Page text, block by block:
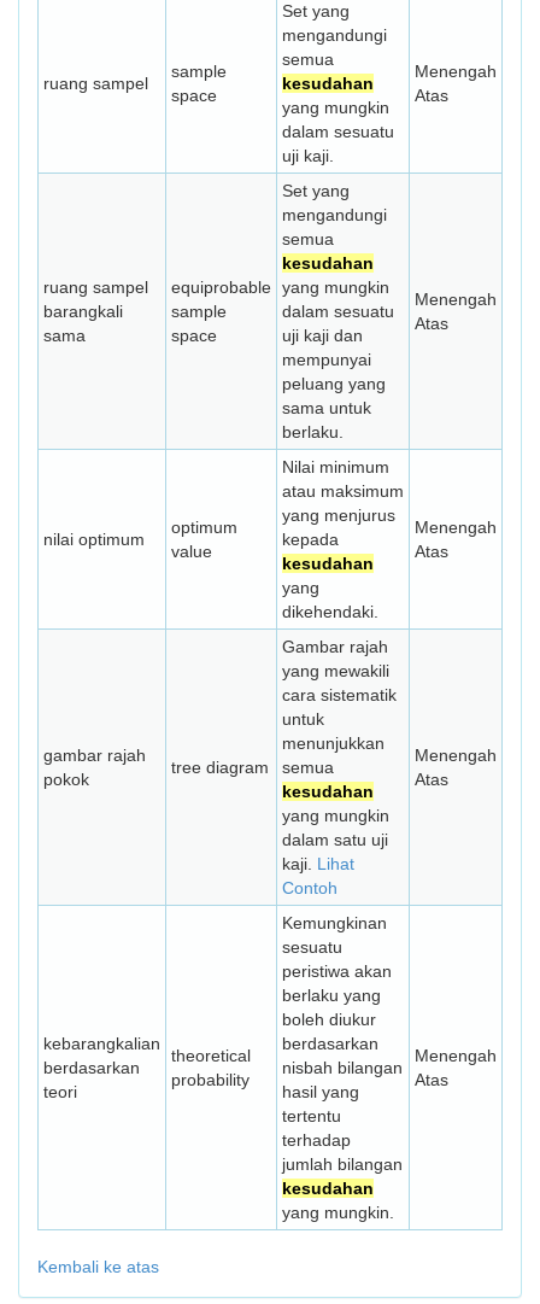
ruang sampel
sample
space
Set yang
mengandungi
semua
kesudahan
yang mungkin
dalam sesuatu
uji kaji.
Menengah
Atas
ruang sampel
barangkali
sama
equiprobable
sample
space
Set yang
mengandungi
semua
kesudahan
yang mungkin
dalam sesuatu
uji kaji dan
mempunyai
peluang yang
sama untuk
berlaku.
Menengah
Atas
nilai optimum
optimum
value
Nilai minimum
atau maksimum
yang menjurus
kepada
kesudahan
yang
dikehendaki.
Menengah
Atas
gambar rajah
pokok
tree diagram
Gambar rajah
yang mewakili
cara sistematik
untuk
menunjukkan
semua
kesudahan
yang mungkin
dalam satu uji
kaji. Lihat
Contoh
Menengah
Atas
kebarangkalian
berdasarkan
teori
theoretical
probability
Kemungkinan
sesuatu
peristiwa akan
berlaku yang
boleh diukur
berdasarkan
nisbah bilangan
hasil yang
tertentu
terhadap
jumlah bilangan
kesudahan
yang mungkin.
Menengah
Atas
Kembali ke atas